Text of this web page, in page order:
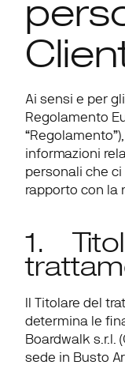
Ai sensi e per
Regolamento
“Regolamento
informazioni
personali che ci
rapporto con la
1.
Il Titolare del
determina le
Boardwalk s.r.l.
sede in Busto